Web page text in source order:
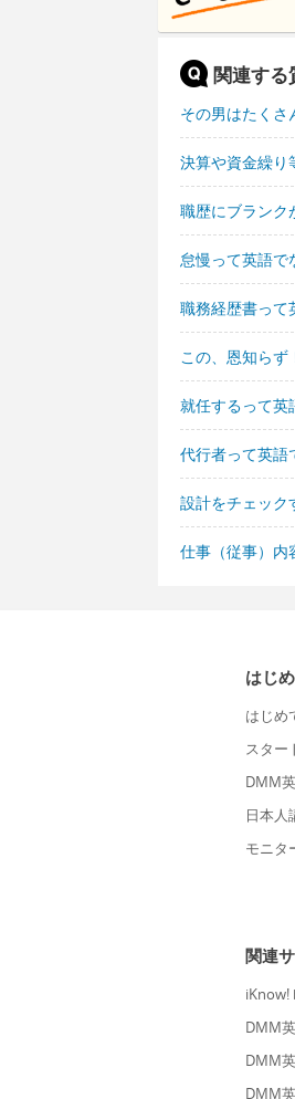
関連する
その男はたくさ
決算や資金繰り
職歴にブランク
怠慢って英語で
職務経歴書って
この、恩知らず
就任するって英
代行者って英語
設計をチェック
仕事（従事）内
はじ
はじめ
スター
DMM
日本人
モニタ
関連
iKnow!
DMM
DMM
DMM